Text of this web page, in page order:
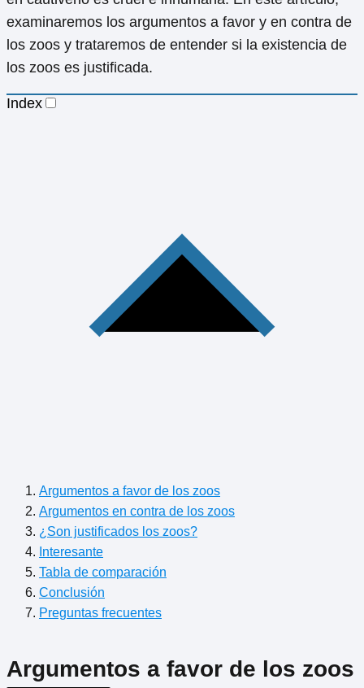
examinaremos los argumentos a favor y en contra de
los zoos y trataremos de entender si la existencia de
los zoos es justificada.
Index
Argumentos a favor de los zoos
Argumentos en contra de los zoos
¿Son justificados los zoos?
Interesante
Tabla de comparación
Conclusión
Preguntas frecuentes
Argumentos a favor de los zoos